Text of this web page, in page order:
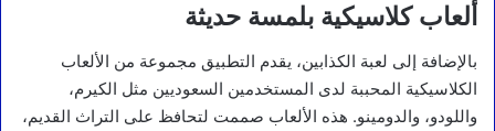
ألعاب كلاسيكية بلمسة حديثة
بالإضافة إلى لعبة الكذابين، يقدم التطبيق مجموعة من الألعاب
الكلاسيكية المحببة لدى المستخدمين السعوديين مثل الكيرم،
واللودو، والدومينو. هذه الألعاب صممت لتحافظ على التراث القديم،